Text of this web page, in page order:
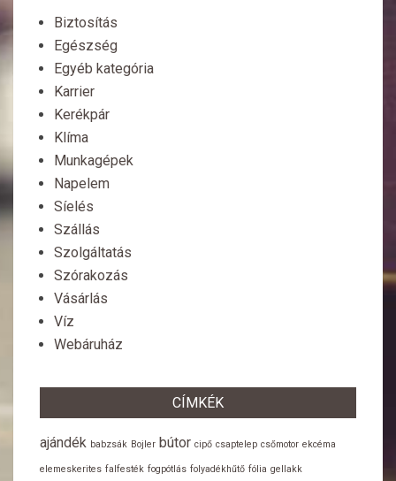
Biztosítás
Egészség
Egyéb kategória
Karrier
Kerékpár
Klíma
Munkagépek
Napelem
Síelés
Szállás
Szolgáltatás
Szórakozás
Vásárlás
Víz
Webáruház
CÍMKÉK
ajándék babzsák Bojler bútor cipő csaptelep csőmotor ekcéma
elemeskerites falfesték fogpótlás folyadékhűtő fólia gellakk